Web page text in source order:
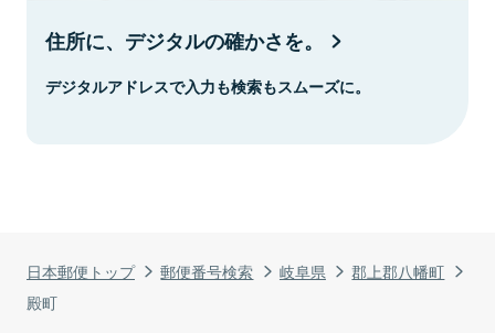
日本郵便トップ 郵便番号検索 岐阜県
郡上郡八幡町
殿町
住所に、デジタルの確かさを。
デジタルアドレスで入力も検索もスムーズに。